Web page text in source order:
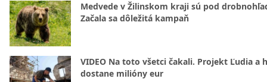
Medvede v Žilinskom kraji sú pod
Začala sa dôležitá kampaň
VIDEO Na toto všetci čakali. Projekt Ľudia a
dostane milióny eur